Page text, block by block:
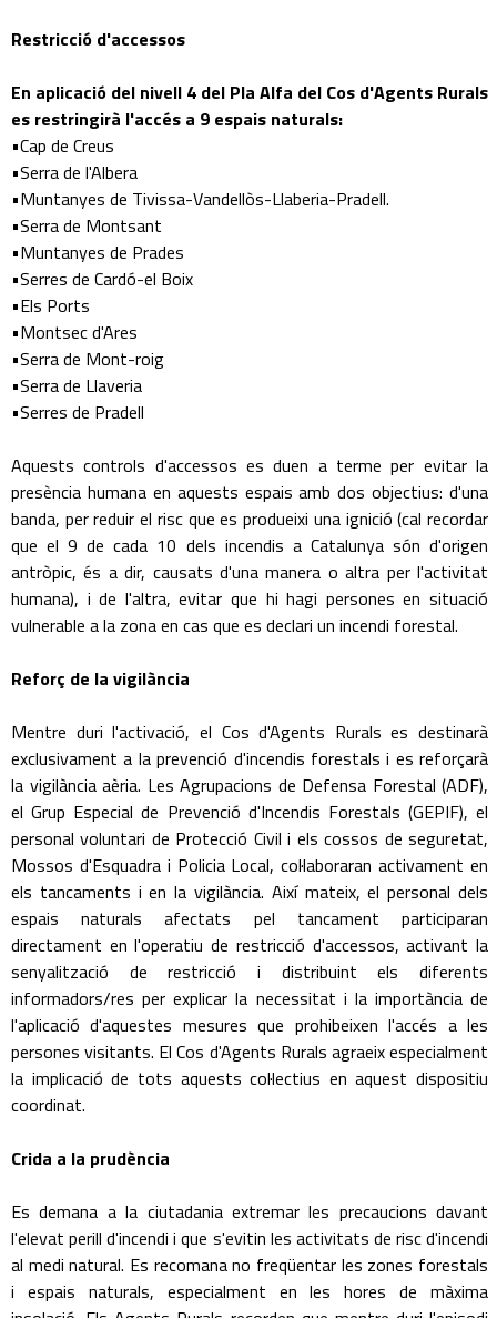
Restricció d'accessos
En aplicació del nivell 4 del Pla Alfa del Cos d'Agents Rurals
es restringirà l'accés a 9 espais naturals:
•Cap de Creus
•Serra de l'Albera
•Muntanyes de Tivissa-Vandellòs-Llaberia-Pradell.
•Serra de Montsant
•Muntanyes de Prades
•Serres de Cardó-el Boix
•Els Ports
•Montsec d'Ares
•Serra de Mont-roig
•Serra de Llaveria
•Serres de Pradell
Aquests controls d'accessos es duen a terme per evitar la
presència humana en aquests espais amb dos objectius: d'una
banda, per reduir el risc que es produeixi una ignició (cal recordar
que el 9 de cada 10 dels incendis a Catalunya són d'origen
antròpic, és a dir, causats d'una manera o altra per l'activitat
humana), i de l'altra, evitar que hi hagi persones en situació
vulnerable a la zona en cas que es declari un incendi forestal.
Reforç de la vigilància
Mentre duri l'activació, el Cos d'Agents Rurals es destinarà
exclusivament a la prevenció d'incendis forestals i es reforçarà
la vigilància aèria. Les Agrupacions de Defensa Forestal (ADF),
el Grup Especial de Prevenció d'Incendis Forestals (GEPIF), el
personal voluntari de Protecció Civil i els cossos de seguretat,
Mossos d'Esquadra i Policia Local, col·laboraran activament en
els tancaments i en la vigilància. Així mateix, el personal dels
espais naturals afectats pel tancament participaran
directament en l'operatiu de restricció d'accessos, activant la
senyalització de restricció i distribuint els diferents
informadors/res per explicar la necessitat i la importància de
l'aplicació d'aquestes mesures que prohibeixen l'accés a les
persones visitants. El Cos d'Agents Rurals agraeix especialment
la implicació de tots aquests col·lectius en aquest dispositiu
coordinat.
Crida a la prudència
Es demana a la ciutadania extremar les precaucions davant
l'elevat perill d'incendi i que s'evitin les activitats de risc d'incendi
al medi natural. Es recomana no freqüentar les zones forestals
i espais naturals, especialment en les hores de màxima